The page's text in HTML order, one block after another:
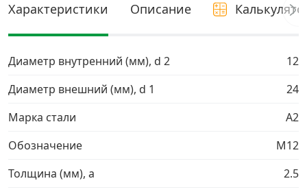
Хомуты и шуруп-шпильки
Грузовой крепеж
Характеристики Описание
Диаметр внутренний (мм), d 2
12
Диаметр внешний (мм), d 1
24
Марка стали
A2
Обозначение
М12
Толщина (мм), a
2.5